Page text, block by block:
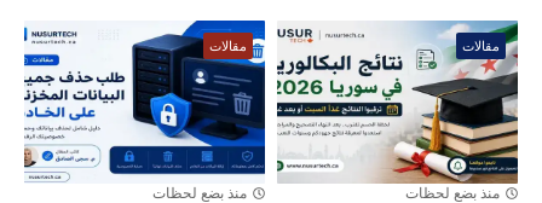
مقالات
منذ بضع لحظات
مقالات
منذ بضع لحظات